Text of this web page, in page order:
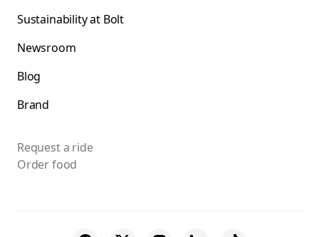
Sustainability at Bolt
Newsroom
Blog
Brand
Request a ride
Order food